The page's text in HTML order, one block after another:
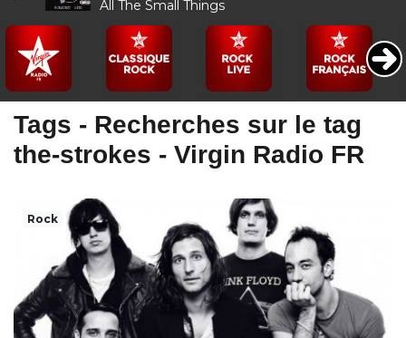
Tags - Recherches sur le tag
the-strokes - Virgin Radio FR
Rock
All The Small Things